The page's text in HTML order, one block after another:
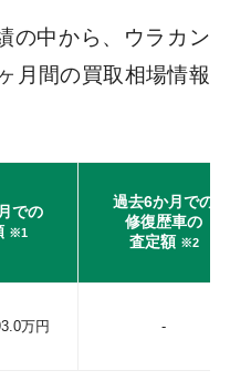
の中から、ウラカン
月間の買取相場情報
での
※1
過去6か月での
修復歴車の
査定額 ※2
万円 -